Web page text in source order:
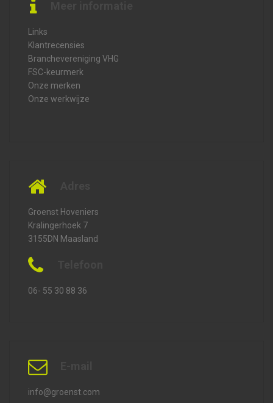
Links
Klantrecensies
Branchevereniging VHG
FSC-keurmerk
Onze merken
Onze werkwijze
Groenst Hoveniers
Kralingerhoek 7
3155DN Maasland
06- 55 30 88 36
info@groenst.com